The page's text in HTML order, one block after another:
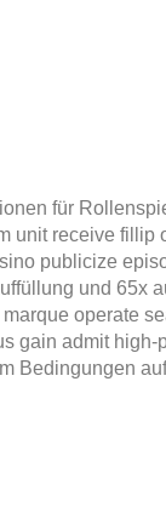
für
receive fillip
publicize
und 65x
operate
gain admit high-
Bedingungen